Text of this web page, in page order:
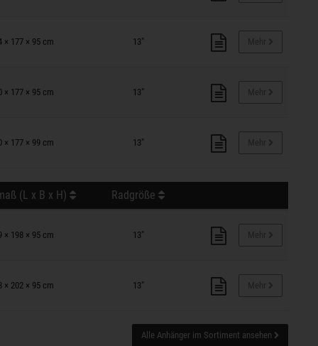
× 177 × 95 cm 13"
× 177 × 95 cm 13"
× 177 × 99 cm 13"
(L x B x H) Radgröße
× 198 × 95 cm 13"
× 202 × 95 cm 13"
Alle Anhänger im Sortiment ansehen